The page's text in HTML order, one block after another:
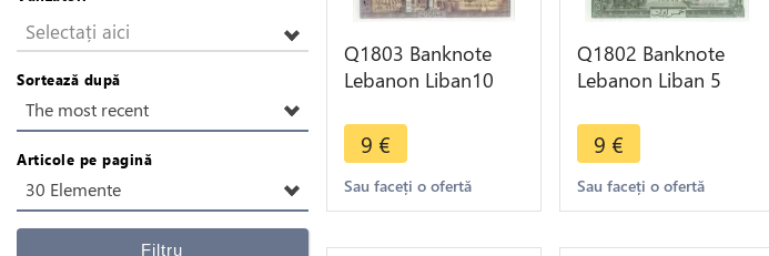
Selectați aici
Sortează după
The most recent
Articole pe pagină
30 Elemente
Filtru
Q1803 Banknote
Lebanon Liban10
1982 UNC -> Make
offer
9 €
Sau faceți o ofertă
Q1802 Banknote
Lebanon Liban 5
Make offer
9 €
Sau faceți o ofertă